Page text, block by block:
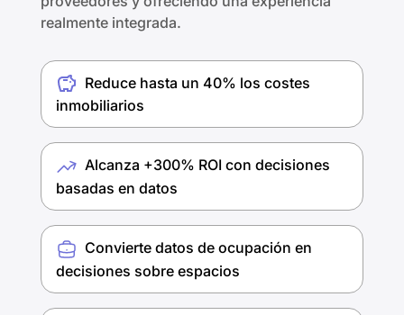
realmente integrada.
Reduce hasta un 40% los costes
inmobiliarios​
Alcanza +300% ROI con decisiones
basadas en datos​
Convierte datos de ocupación en
decisiones sobre espacios​